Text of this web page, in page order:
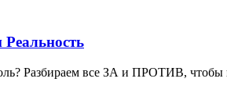
Разбираем все ЗА и ПРОТИВ,